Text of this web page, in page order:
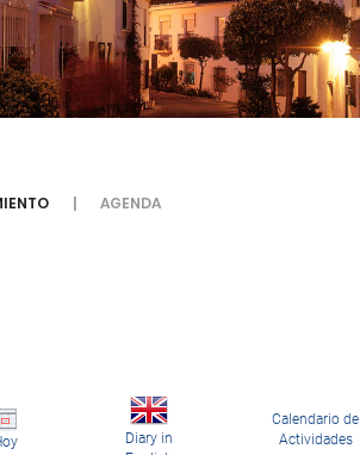
AGENDA
Diary in
Calendario de
Actividades